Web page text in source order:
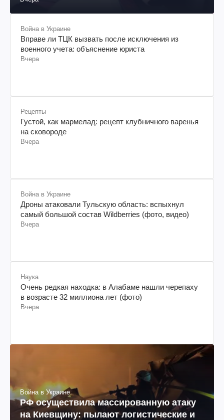
Война в Украине
Вправе ли ТЦК вызвать после исключения из
военного учета: объяснение юриста
Вчера
Рецепты
Густой, как мармелад: рецепт клубничного варенья
на сковороде
Вчера
Война в Украине
Дроны атаковали Тульскую область: вспыхнул
самый большой состав Wildberries (фото, видео)
Вчера
Наука
Очень редкая находка: в Алабаме нашли черепаху
в возрасте 32 миллиона лет (фото)
Вчера
Война в Украине
РФ осуществила массированную атаку
на Киевщину: пылают логистические и